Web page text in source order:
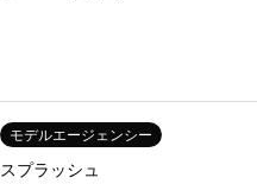
モデルエージェンシー
スプラッシュ